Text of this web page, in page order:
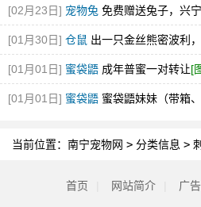
[02月23日] 宠物兔 免费赠送兔子，兴
[01月30日] 仓鼠 出一只金丝熊密波利
[01月01日] 蜜袋鼯 成年普蜜一对转让[
[01月01日] 蜜袋鼯 蜜袋鼯妹妹（带箱
当前位置： 南宁宠物网 > 分类信息 >
首页 网站简介 广